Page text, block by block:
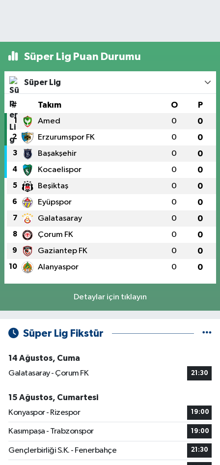
Süper Lig Puan Durumu
Süper Lig
# Takım O P
1 Amed 0 0
2 Erzurumspor FK 0 0
3 Başakşehir 0 0
4 Kocaelispor 0 0
5 Beşiktaş 0 0
6 Eyüpspor 0 0
7 Galatasaray 0 0
8 Çorum FK 0 0
9 Gaziantep FK 0 0
10 Alanyaspor 0 0
Detaylar için tıklayın
Süper Lig Fikstür
14 Ağustos, Cuma
Galatasaray - Çorum FK
21:30
15 Ağustos, Cumartesi
Konyaspor - Rizespor
19:00
Kasımpaşa - Trabzonspor 19:00
Gençlerbirliği S.K. - Fenerbahçe 21:30